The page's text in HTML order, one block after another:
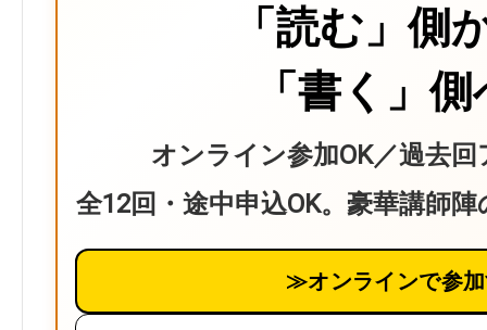
「読む」側
「書く」
オンライン参加OK／過去
全12回・途中申込OK。豪華講師
≫オンラインで参